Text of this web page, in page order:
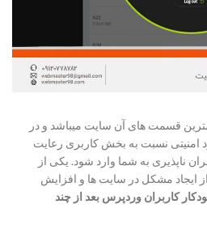
قسمت های آن سایت میباشد و در
نسبت به بخش کاربری رعایت
ناپذیری به شما وارد شود. یکی از
ایجاد مشکل در سایت ها و افزایش
کاربران وردپرس بعد از چند